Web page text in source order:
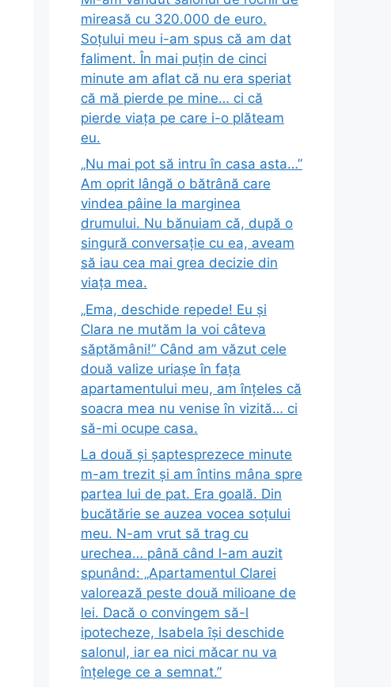
mireasă cu 320.000 de euro.
Soțului meu i-am spus că am dat
faliment. În mai puțin de cinci
minute am aflat că nu era speriat
că mă pierde pe mine… ci că
pierde viața pe care i-o plăteam
eu.
„Nu mai pot să intru în casa asta…”
Am oprit lângă o bătrână care
vindea pâine la marginea
drumului. Nu bănuiam că, după o
singură conversație cu ea, aveam
să iau cea mai grea decizie din
viața mea.
„Ema, deschide repede! Eu și
Clara ne mutăm la voi câteva
săptămâni!” Când am văzut cele
două valize uriașe în fața
apartamentului meu, am înțeles că
soacra mea nu venise în vizită… ci
să-mi ocupe casa.
La două și șaptesprezece minute
m-am trezit și am întins mâna spre
partea lui de pat. Era goală. Din
bucătărie se auzea vocea soțului
meu. N-am vrut să trag cu
urechea… până când l-am auzit
spunând: „Apartamentul Clarei
valorează peste două milioane de
lei. Dacă o convingem să-l
ipotecheze, Isabela își deschide
salonul, iar ea nici măcar nu va
înțelege ce a semnat.”